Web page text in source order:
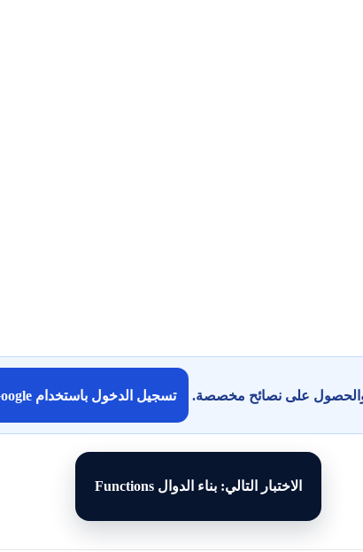
والحصول على نصائح مخصصة. تسجيل الدخول باستخدام Google
الاختبار التالي: بناء الدوال Functions